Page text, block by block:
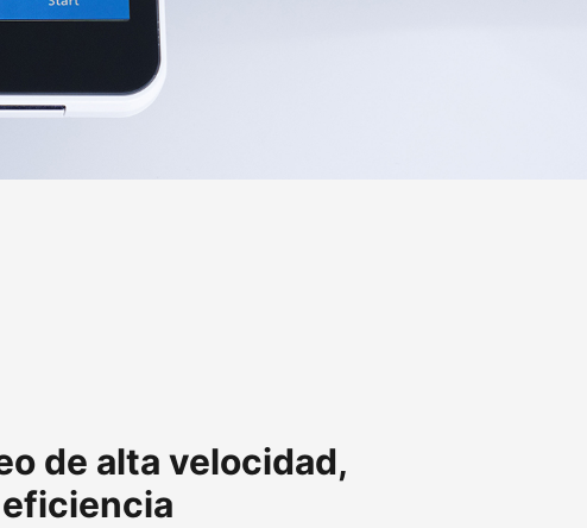
de alta velocidad,